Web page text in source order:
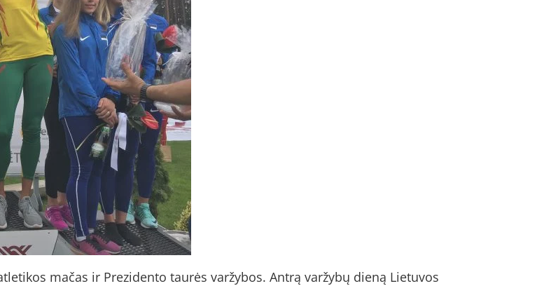
mačas ir Prezidento taurės varžybos. Antrą varžybų dieną Lietuvos